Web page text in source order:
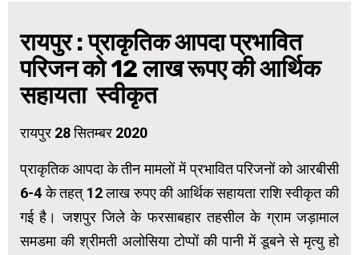
रायपुर : प्राकृतिक आपदा प्रभावित
परिजन को 12 लाख रूपए की आर्थिक
सहायता स्वीकृत
रायपुर 28 सितम्बर 2020
प्राकृतिक आपदा के तीन मामलों में प्रभावित परिजनों को आरबीसी
6-4 के तहत् 12 लाख रुपए की आर्थिक सहायता राशि स्वीकृत की
गई है। जशपुर जिले के फरसाबहार तहसील के ग्राम जड़ामाल
समडमा की श्रीमती अलोसिया टोप्पों की पानी में डूबने से मृत्यु हो